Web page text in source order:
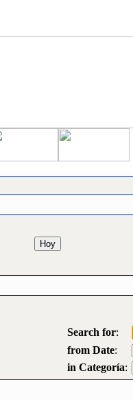
Search for:
from Date:
in Categoría: